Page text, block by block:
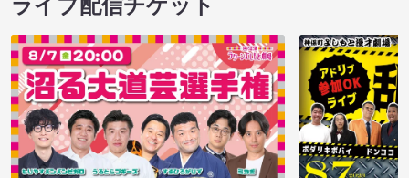
ライブ配信チケット